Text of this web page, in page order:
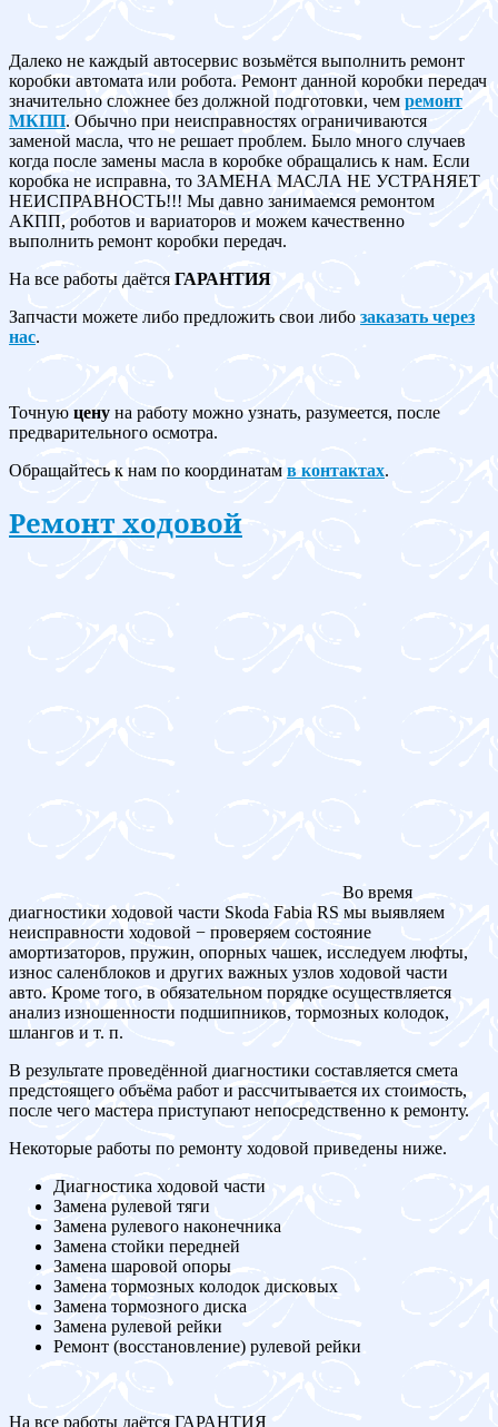
Далеко не каждый автосервис возьмётся выполнить ремонт
коробки автомата или робота. Ремонт данной коробки передач
значительно сложнее без должной подготовки, чем ремонт
МКПП. Обычно при неисправностях ограничиваются
заменой масла, что не решает проблем. Было много случаев
когда после замены масла в коробке обращались к нам. Если
коробка не исправна, то ЗАМЕНА МАСЛА НЕ УСТРАНЯЕТ
НЕИСПРАВНОСТЬ!!! Мы давно занимаемся ремонтом
АКПП, роботов и вариаторов и можем качественно
выполнить ремонт коробки передач.
На все работы даётсяГАРАНТИЯ
Запчасти можете либо предложить свои либо заказать через
нас.
Точную цену на работу можно узнать, разумеется, после
предварительного осмотра.
Обращайтесь к нам по координатам в контактах.
Ремонт ходовой
Во время
диагностики ходовой части Skoda Fabia RS мы выявляем
неисправности ходовой − проверяем состояние
амортизаторов, пружин, опорных чашек, исследуем люфты,
износ саленблоков и других важных узлов ходовой части
авто. Кроме того, в обязательном порядке осуществляется
анализ изношенности подшипников, тормозных колодок,
шлангов и т. п.
В результате проведённой диагностики составляется смета
предстоящего объёма работ и рассчитывается их стоимость,
после чего мастера приступают непосредственно к ремонту.
Некоторые работы по ремонту ходовой приведены ниже.
Диагностика ходовой части
Замена рулевой тяги
Замена рулевого наконечника
Замена стойки передней
Замена шаровой опоры
Замена тормозных колодок дисковых
Замена тормозного диска
Замена рулевой рейки
Ремонт (восстановление) рулевой рейки
На все работы даётся ГАРАНТИЯ